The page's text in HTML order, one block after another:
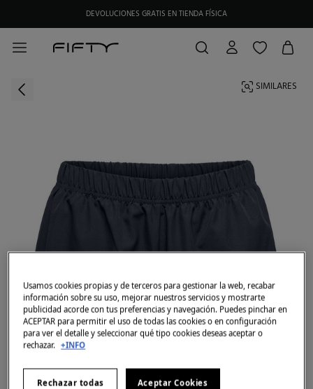
SIMILARES
Usamos cookies propias y de terceros para gestionar la web, recabar
información sobre su uso, mejorar nuestros servicios y mostrarte
publicidad acorde con tus preferencias y navegación. Puedes pinchar en
ACEPTAR para permitir el uso de todas las cookies o en configuración
para ver el detalle y seleccionar qué tipo cookies deseas aceptar o
rechazar. +INFO
Rechazar todas Aceptar Cookies